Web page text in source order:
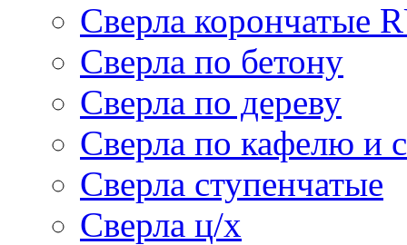
Сверла корончатые
Сверла по бетону
Сверла по дереву
Сверла по кафелю и
Сверла ступенчатые
Сверла ц/х